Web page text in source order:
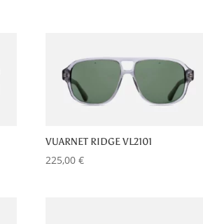
VUARNET RIDGE VL2101
225,00€